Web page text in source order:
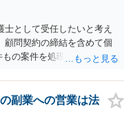
として受任したいと考え
顧問契約の締結を含めて個
の案件を処理し、時間を
とになります。
副業への営業は法